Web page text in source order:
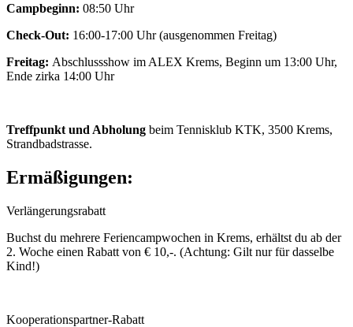
Campbeginn: 08:50 Uhr
Check-Out: 16:00-17:00 Uhr (ausgenommen Freitag)
Freitag: Abschlussshow im ALEX Krems, Beginn um 13:00 Uhr,
Ende zirka 14:00 Uhr
Treffpunkt und Abholung beim Tennisklub KTK, 3500 Krems,
Strandbadstrasse.
Ermäßigungen:
Verlängerungsrabatt
Buchst du mehrere Feriencampwochen in Krems, erhältst du ab der
2. Woche einen Rabatt von € 10,-. (Achtung: Gilt nur für dasselbe
Kind!)
Kooperationspartner-Rabatt